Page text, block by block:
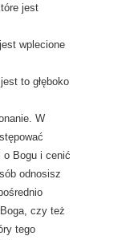
jest
wplecione
to głęboko
W
o Bogu i cenić
odnosisz
czy też
tego